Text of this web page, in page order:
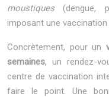
moustiques(dengue,
imposant une vaccination
Concrètement, pour un
semaines, un rendez-
centre de vaccination
faire le point. Une